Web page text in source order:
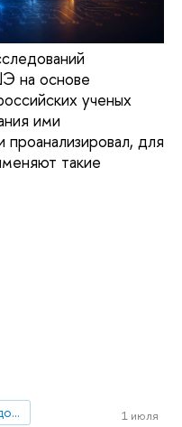
на основе
ученых
ими
проанализировал, для
такие
Институт статистических исследований и экономики знаний
1 июля